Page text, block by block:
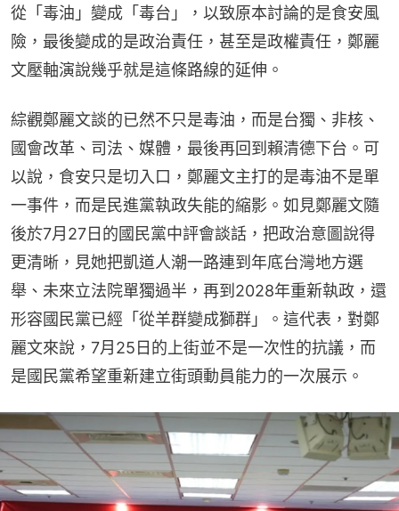
從「毒油」變成「毒台」，以致原本討論的是食安風
險，最後變成的是政治責任，甚至是政權責任，鄭麗
文壓軸演說幾乎就是這條路線的延伸。
綜觀鄭麗文談的已然不只是毒油，而是台獨、非核、
國會改革、司法、媒體，最後再回到賴清德下台。可
以說，食安只是切入口，鄭麗文主打的是毒油不是單
一事件，而是民進黨執政失能的縮影。如見鄭麗文隨
後於7月27日的國民黨中評會談話，把政治意圖說得
更清晰，見她把凱道人潮一路連到年底台灣地方選
舉、未來立法院單獨過半，再到2028年重新執政，還
形容國民黨已經「從羊群變成獅群」。這代表，對鄭
麗文來說，7月25日的上街並不是一次性的抗議，而
是國民黨希望重新建立街頭動員能力的一次展示。